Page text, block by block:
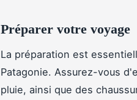
Préparer votre voyage
La préparation est
Patagonie. Assurez-vous
pluie, ainsi que des